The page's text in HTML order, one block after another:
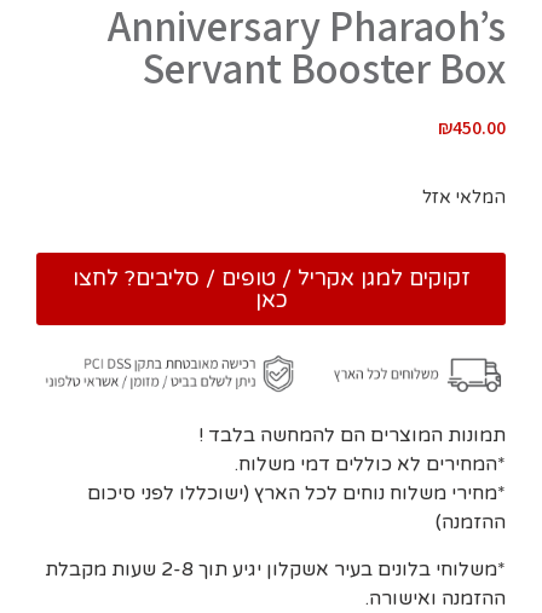
Anniversary Pharaoh’s
Servant Booster Box
₪450.00
המלאי אזל
זקוקים למגן אקריל / טופים / סליבים? לחצו
כאן
תמונות המוצרים הם להמחשה בלבד !
*המחירים לא כוללים דמי משלוח.
*מחירי משלוח נוחים לכל הארץ (ישוכללו לפני סיכום
ההזמנה)
*משלוחי בלונים בעיר אשקלון יגיע תוך 2-8 שעות מקבלת
ההזמנה ואישורה.